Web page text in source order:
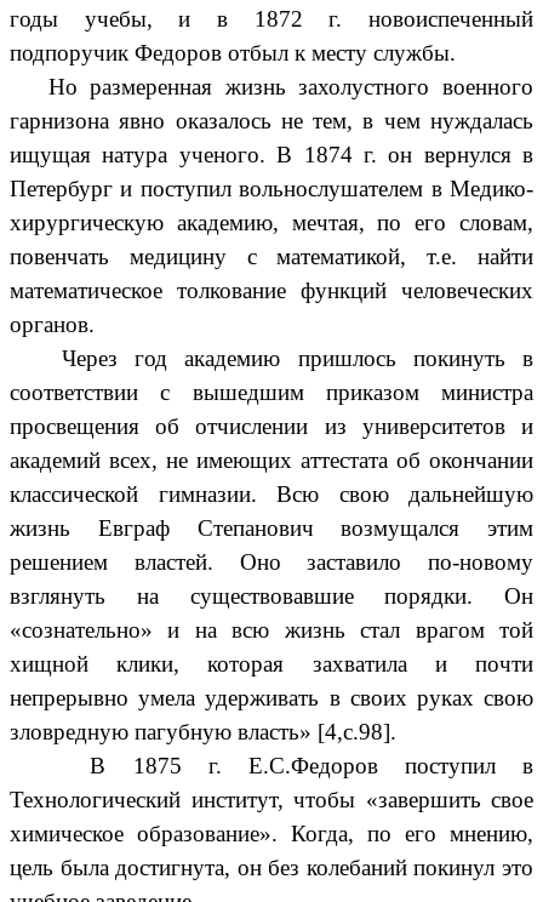
годы учебы, и в 1872 г. новоиспеченный
подпоручик Федоров отбыл к месту службы.
Но размеренная жизнь захолустного военного
гарнизона явно оказалось не тем, в чем нуждалась
ищущая натура ученого. В 1874 г. он вернулся в
Петербург и поступил вольнослушателем в Медико-
хирургическую академию, мечтая, по его словам,
повенчать медицину с математикой, т.е. найти
математическое толкование функций человеческих
органов.
Через год академию пришлось покинуть в
соответствии с вышедшим приказом министра
просвещения об отчислении из университетов и
академий всех, не имеющих аттестата об окончании
классической гимназии. Всю свою дальнейшую
жизнь Евграф Степанович возмущался этим
решением властей. Оно заставило по-новому
взглянуть на существовавшие порядки. Он
«сознательно» и на всю жизнь стал врагом той
хищной клики, которая захватила и почти
непрерывно умела удерживать в своих руках свою
зловредную пагубную власть» [4,с.98].
В 1875 г. Е.С.Федоров поступил в
Технологический институт, чтобы «завершить свое
химическое образование». Когда, по его мнению,
цель была достигнута, он без колебаний покинул это